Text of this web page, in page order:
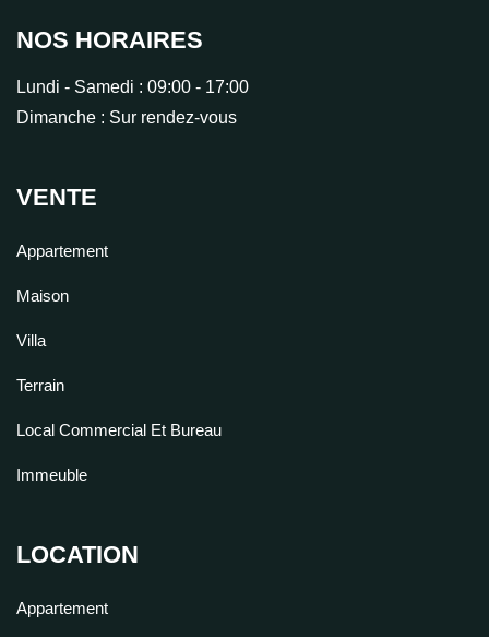
NOS HORAIRES
Lundi - Samedi : 09:00 - 17:00
Dimanche : Sur rendez-vous
VENTE
Appartement
Maison
Villa
Terrain
Local Commercial Et Bureau
Immeuble
LOCATION
Appartement